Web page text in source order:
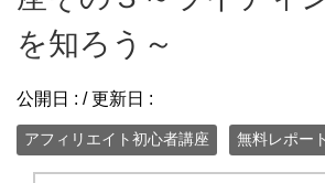
を知ろう～
公開日 : / 更新日 :
アフィリエイト初心者講座 無料レポー